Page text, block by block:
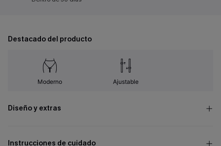
Destacado del producto
Moderno Ajustable
Diseño y extras
Instrucciones de cuidado